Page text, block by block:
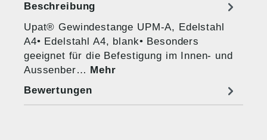
Beschreibung
Upat® Gewindestange UPM-A, Edelstahl
A4• Edelstahl A4, blank• Besonders
geeignet für die Befestigung im Innen- und
Aussenber… Mehr
Bewertungen